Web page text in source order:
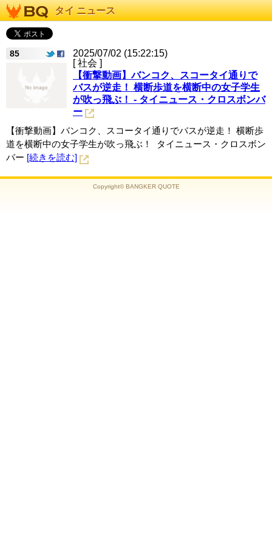
タイ ニュース
85
2025/07/02 (15:22:15)
[ 社会 ]
【衝撃動画】バンコク、スコータイ通りで
バスが逆走！ 横断歩道を横断中の女子学生
が吹っ飛ぶ！ - タイニュース・クロスボンバ
ー
【衝撃動画】バンコク、スコータイ通りでバスが逆走！ 横断歩
道を横断中の女子学生が吹っ飛ぶ！ タイニュース・クロスボン
バー [続きを読む]
Copyright© BANGKER QUOTE